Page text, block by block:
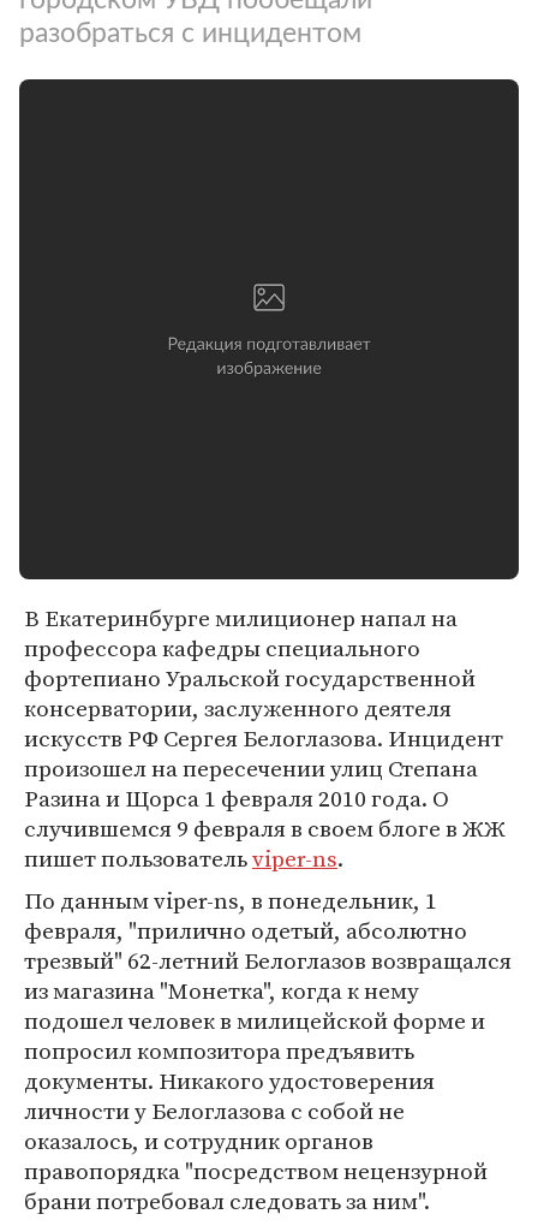
разобраться с инцидентом
В Екатеринбурге милиционер напал на
профессора кафедры специального
фортепиано Уральской государственной
консерватории, заслуженного деятеля
искусств РФ Сергея Белоглазова. Инцидент
произошел на пересечении улиц Степана
Разина и Щорса 1 февраля 2010 года. О
случившемся 9 февраля в своем блоге в ЖЖ
пишет пользовательviper-ns.
По данным viper-ns, в понедельник, 1
февраля, "прилично одетый, абсолютно
трезвый" 62-летний Белоглазов возвращался
из магазина "Монетка", когда к нему
подошел человек в милицейской форме и
попросил композитора предъявить
документы. Никакого удостоверения
личности у Белоглазова с собой не
оказалось, и сотрудник органов
правопорядка "посредством нецензурной
брани потребовал следовать за ним".